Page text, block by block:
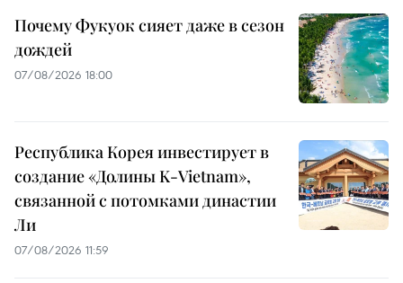
Почему Фукуок сияет даже в сезон
дождей
07/08/2026 18:00
Республика Корея инвестирует в
создание «Долины K-Vietnam»,
связанной с потомками династии
Ли
07/08/2026 11:59